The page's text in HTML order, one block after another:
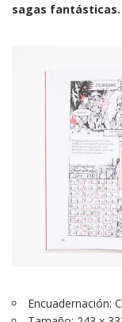
sagas fantásticas.
Encuadernación: